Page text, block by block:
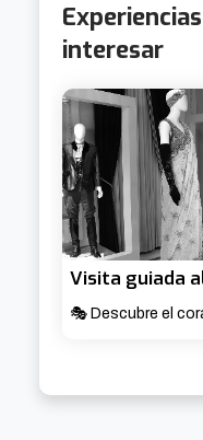
interesar